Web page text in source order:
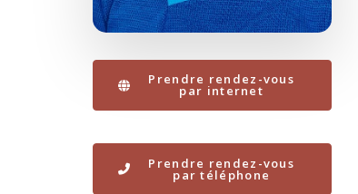
Prendre rendez-vous
par internet
Prendre rendez-vous
par téléphone